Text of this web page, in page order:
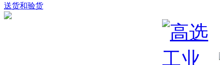
送货和验货